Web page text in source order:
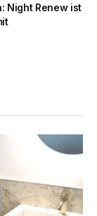
Night Renew ist